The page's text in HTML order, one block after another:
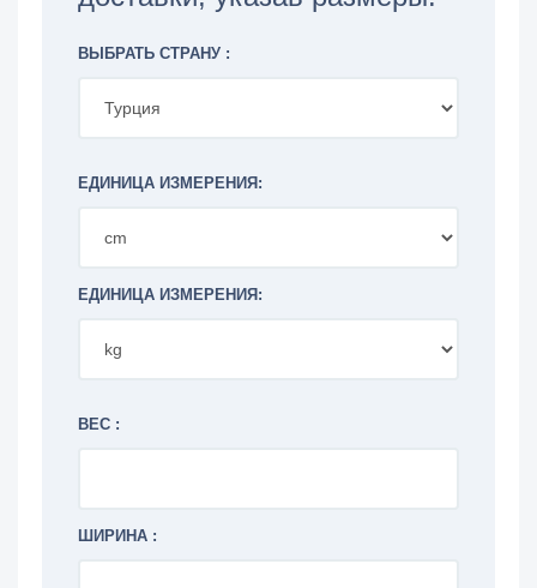
ВЫБРАТЬ СТРАНУ :
ЕДИНИЦА ИЗМЕРЕНИЯ:
ЕДИНИЦА ИЗМЕРЕНИЯ:
ВЕС :
ШИРИНА :